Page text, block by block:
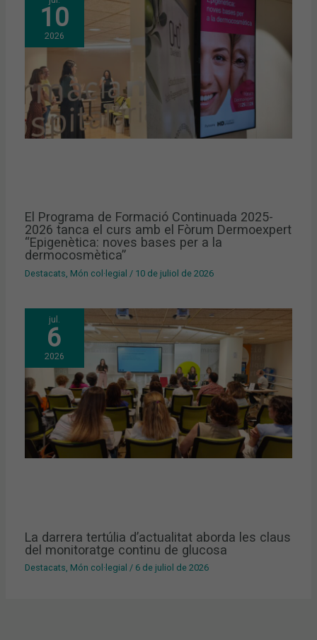
10
2026
El Programa de Formació Continuada 2025-
2026 tanca el curs amb el Fòrum Dermoexpert
“Epigenètica: noves bases per a la
dermocosmètica”
Destacats Món col·legial / 10 de juliol de 2026
jul.
6
2026
La darrera tertúlia d’actualitat aborda les claus
del monitoratge continu de glucosa
Destacats, Món col·legial / 6 de juliol de 2026